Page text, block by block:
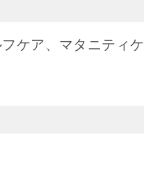
ケア、マタニティケ